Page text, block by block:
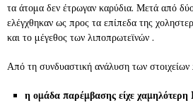
τα άτομα δεν έτρωγαν καρύδια. Μετά από δύο
ελέγχθηκαν ως προς τα επίπεδα της
και το μέγεθος των λιποπρωτεϊνών .
Από τη συνδυαστική ανάλυση των στοιχείων
η ομάδα παρέμβασης είχε